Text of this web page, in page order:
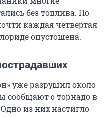
без топлива. По
каждая четвертая
опустошена.
уже разрушил около
сообщают о торнадо в
из них настигло